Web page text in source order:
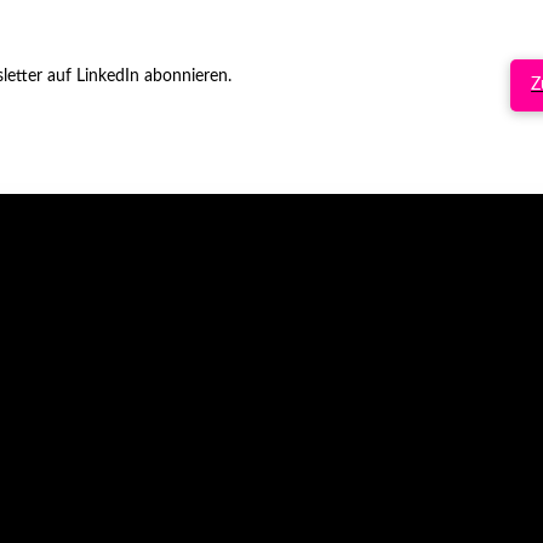
auf LinkedIn abonnieren.